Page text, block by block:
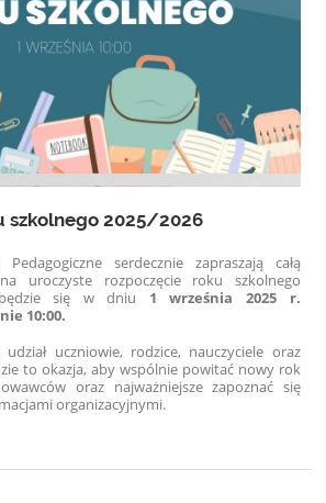
szkolnego 2025/2026
serdecznie zapraszają całą
uroczyste rozpoczęcie roku szkolnego
się w dniu 1 września 2025 r.
10:00.
uczniowie, rodzice, nauczyciele oraz
to okazja, aby wspólnie powitać nowy rok
oraz najważniejsze zapoznać się
organizacyjnymi.